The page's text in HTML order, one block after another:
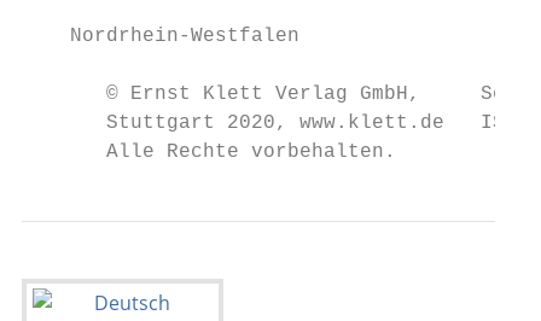
    Nordrhein-Westfalen
© Ernst Klett Verlag GmbH,
Stuttgart 2020, www.klett.de
       Alle Rechte vorbehalten.